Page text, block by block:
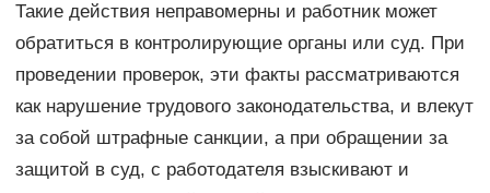
Такие действия неправомерны и работник может
обратиться в контролирующие органы или суд. При
проведении проверок, эти факты рассматриваются
как нарушение трудового законодательства, и влекут
за собой штрафные санкции, а при обращении за
защитой в суд, с работодателя взыскивают и